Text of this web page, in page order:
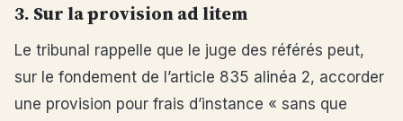
3. Sur la provision ad litem
Le tribunal rappelle que le juge des référés peut,
sur le fondement de l’article 835 alinéa 2, accorder
une provision pour frais d’instance « sans que